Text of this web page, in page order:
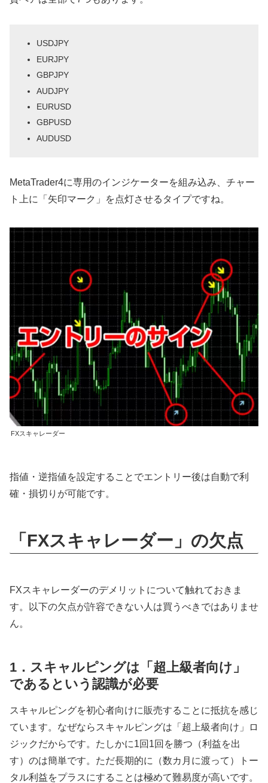
USDJPY
EURJPY
GBPJPY
AUDJPY
EURUSD
GBPUSD
AUDUSD
MetaTrader4に専用のインジケーターを組み込み、チャー
ト上に「矢印マーク」を点灯させるタイプですね。
FXスキャレーダー
指値・逆指値を設定することでエントリー後は自動で利
確・損切りが可能です。
「FXスキャレーダー」の欠点
FXスキャレーダーのデメリットについて触れておきま
す。以下の欠点が許容できない人は買うべきではありませ
ん。
1．スキャルピングは「超上級者向け」
であるという認識が必要
スキャルピングを初心者向けに販売することに抵抗を感じ
ています。なぜならスキャルピングは「超上級者向け」ロ
ジックだからです。たしかに1回1回を勝つ（利益を出
す）のは簡単です。ただ長期的に（数カ月に渡って）トー
タル利益をプラスにすることは極めて難易度が高いです。